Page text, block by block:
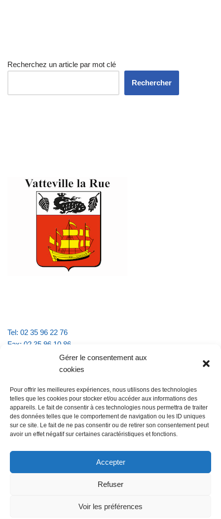
Gérer le consentement aux
cookies
Pour offrir les meilleures expériences, nous utilisons des technologies
telles que les cookies pour stocker et/ou accéder aux informations des
appareils. Le fait de consentir à ces technologies nous permettra de traiter
des données telles que le comportement de navigation ou les ID uniques
sur ce site. Le fait de ne pas consentir ou de retirer son consentement peut
avoir un effet négatif sur certaines caractéristiques et fonctions.
Accepter
Refuser
Voir les préférences
Recherchez un article par mot clé
Rechercher
Tel: 02 35 96 22 76
Fax: 02 35 96 10 86
Email : mairie.vattevillelarue@wanadoo.fr
lundi et jeudi de 9h à 11h30
mardi et vendredi de 16h à 18h30
@Vatteville-la-rue mentions légales